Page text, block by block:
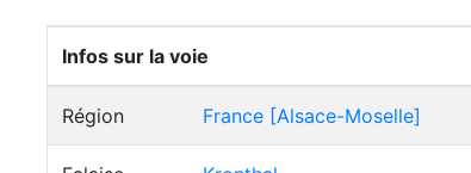
Infos sur la voie
Région France [Alsace-Moselle]